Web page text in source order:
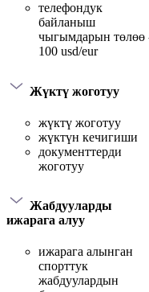
телефондук
байланыш
чыгымдарын төлөө
100 usd/eur
Жүктү жоготуу
жүктү жоготуу
жүктүн кечигиши
документтерди
жоготуу
Жабдууларды
ижарага алуу
ижарага алынган
спорттук
жабдуулардын